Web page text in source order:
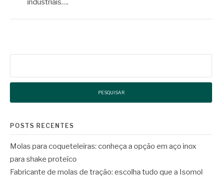
industriais….
POSTS RECENTES
Molas para coqueteleiras: conheça a opção em aço inox
para shake proteíco
Fabricante de molas de tração: escolha tudo que a Isomol